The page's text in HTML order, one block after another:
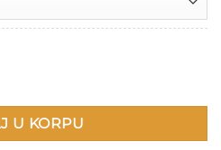
900 RSD
U KORPU